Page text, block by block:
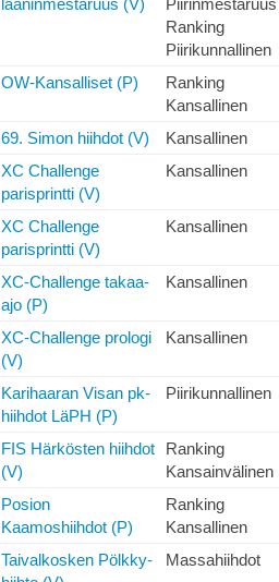
lääninmestaruus (V)
Piirinmestaruus
Ranking
Piirikunnallinen
OW-Kansalliset (P)
Ranking
Kansallinen
69. Simon hiihdot (V)
Kansallinen
XC Challenge
parisprintti (V)
Kansallinen
XC Challenge
parisprintti (V)
Kansallinen
XC-Challenge takaa-
ajo (P)
Kansallinen
XC-Challenge prologi
(V)
Kansallinen
Karihaaran Visan pk-
hiihdot LäPH (P)
Piirikunnallinen
FIS Härkösten hiihdot
(V)
Ranking
Kansainvälinen
Posion
Kaamoshiihdot (P)
Ranking
Kansallinen
Taivalkosken Pölkky-
Massahiihdot